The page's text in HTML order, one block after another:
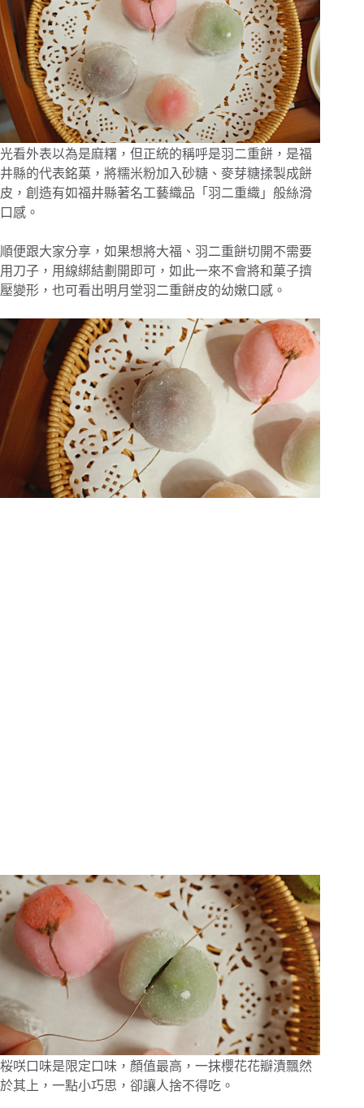
光看外表以為是麻糬，但正統的稱呼是羽二重餅，是福
井縣的代表銘菓，將糯米粉加入砂糖、麥芽糖揉製成餅
皮，創造有如福井縣著名工藝織品「羽二重織」般絲滑
口感。
順便跟大家分享，如果想將大福、羽二重餅切開不需要
用刀子，用線綁結劃開即可，如此一來不會將和菓子擠
壓變形，也可看出明月堂羽二重餅皮的幼嫩口感。
桜咲口味是限定口味，顏值最高，一抹櫻花花瓣漬飄然
於其上，一點小巧思，卻讓人捨不得吃。